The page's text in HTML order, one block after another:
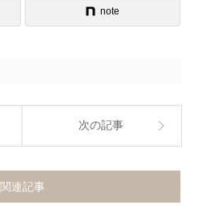
note
次の記事
関連記事